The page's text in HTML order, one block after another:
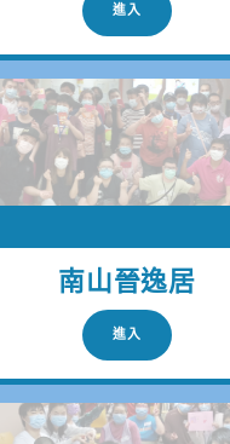
進入
南山晉逸居
進入